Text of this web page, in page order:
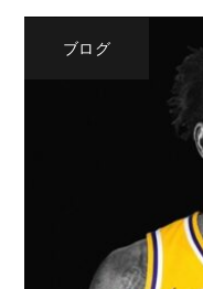
ブログ